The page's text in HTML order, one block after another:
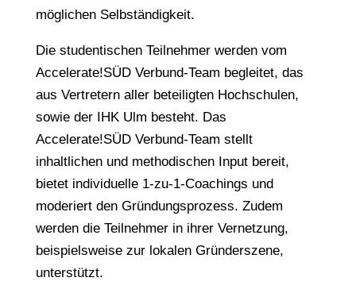
möglichen Selbständigkeit.
Die studentischen Teilnehmer werden vom
Accelerate!SÜD Verbund-Team begleitet, das
aus Vertretern aller beteiligten Hochschulen,
sowie der IHK Ulm besteht. Das
Accelerate!SÜD Verbund-Team stellt
inhaltlichen und methodischen Input bereit,
bietet individuelle 1-zu-1-Coachings und
moderiert den Gründungsprozess. Zudem
werden die Teilnehmer in ihrer Vernetzung,
beispielsweise zur lokalen Gründerszene,
unterstützt.